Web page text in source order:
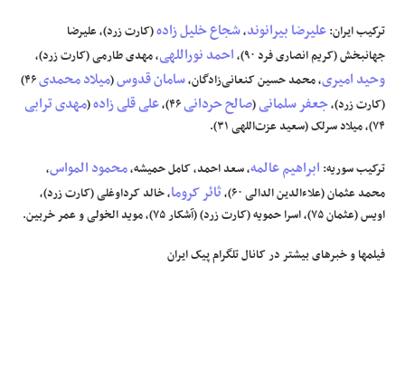
ترکیب ایران:علیرضا بیرانوند،شجاع خلیل زاده(کارت زرد)، علیرضا
جهانبخش (کریم انصاری فرد ۹۰)،
احمد نوراللهی، مهدی طارمی (کارت زرد)،
وحید امیری، محمد حسین کنعانی‌زادگان،سامان قدوس(میلاد محمدی
۴۶)
(کارت زرد)،جعفر سلمانی(صالح حردانی۴۶)، علی قلی زاده(مهدی ترابی
۷۴)، میلاد سرلک (سعید عزت‌اللهی ۳۱).
ترکیب سوریه: ابراهیم عالمه، سعد احمد، کامل حمیشه،محمود المواس،
محمد عثمان (علاء‌الدین الدالی ۶۰)،
ثائر کروما، خالد کرداوغلی (کارت زرد)،
اویس (عثمان ۷۵)، اسرا حمویه (کارت زرد) (آشکار ۷۵)، موید الخولی و عمر خربین.
فیلمها و خبرهای بیشتر در کانالتلگرام پیک ایران